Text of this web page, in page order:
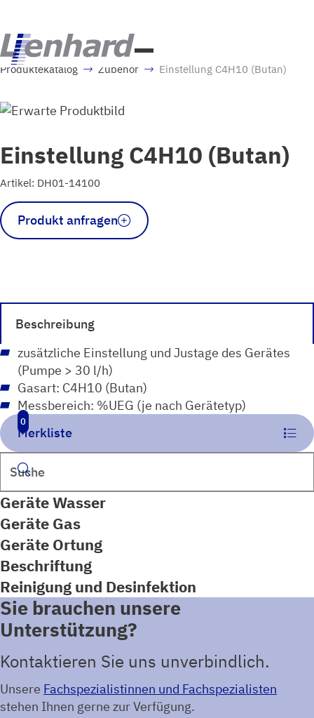
Merkliste
0
Suchen
Geräte Wasser
Geräte Gas
Geräte Ortung
Beschriftung
Reinigung und Desinfektion
Produktekatalog Zubehör Einstellung C4H10 (Butan)
Einstellung C4H10 (Butan)
Artikel: DH01-14100
Einstellung
C4H10
(Butan)
Produkt anfragen
Beschreibung
zusätzliche Einstellung und Justage des Gerätes
(Pumpe > 30 l/h)
Gasart: C4H10 (Butan)
Messbereich: %UEG (je nach Gerätetyp)
Sie brauchen unsere
Unterstützung?
Kontaktieren Sie uns unverbindlich.
Unsere Fachspezialistinnen und Fachspezialisten
stehen Ihnen gerne zur Verfügung.